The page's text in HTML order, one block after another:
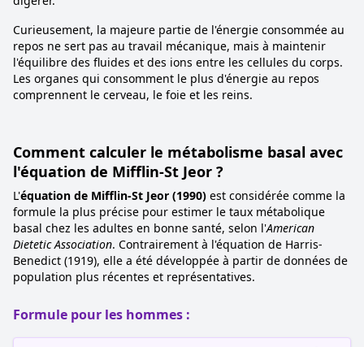
Curieusement, la majeure partie de l'énergie consommée au
repos ne sert pas au travail mécanique, mais à maintenir
l'équilibre des fluides et des ions entre les cellules du corps.
Les organes qui consomment le plus d'énergie au repos
comprennent le cerveau, le foie et les reins.
Comment calculer le métabolisme basal avec
l'équation de Mifflin-St Jeor ?
L'équation de Mifflin-St Jeor (1990) est considérée comme la
formule la plus précise pour estimer le taux métabolique
basal chez les adultes en bonne santé, selon l'American
Dietetic Association. Contrairement à l'équation de Harris-
Benedict (1919), elle a été développée à partir de données de
population plus récentes et représentatives.
Formule pour les hommes :